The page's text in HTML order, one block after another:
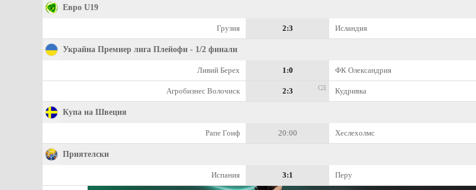
Евро U19
Грузия 2:3 Исландия
Украйна Премиер лига Плейофи - 1/2 финали
Ливий Берех 1:0 ФК Олександрия
Агробизнес Волочиск 2:3 СД Кудривка
Купа на Швеция
Рапе Гоиф 20:00 Хеслехолмс
Приятелски
Испания 3:1 Перу